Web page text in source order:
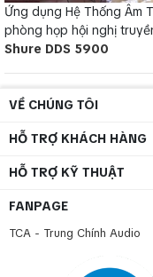
Ứng dụng Hệ Thống Âm
phòng họp hội nghị
Shure DDS 5900
VỀ CHÚNG TÔI
HỖ TRỢ KHÁCH HÀNG
HỖ TRỢ KỸ THUẬT
FANPAGE
TCA - Trung Chính Audio